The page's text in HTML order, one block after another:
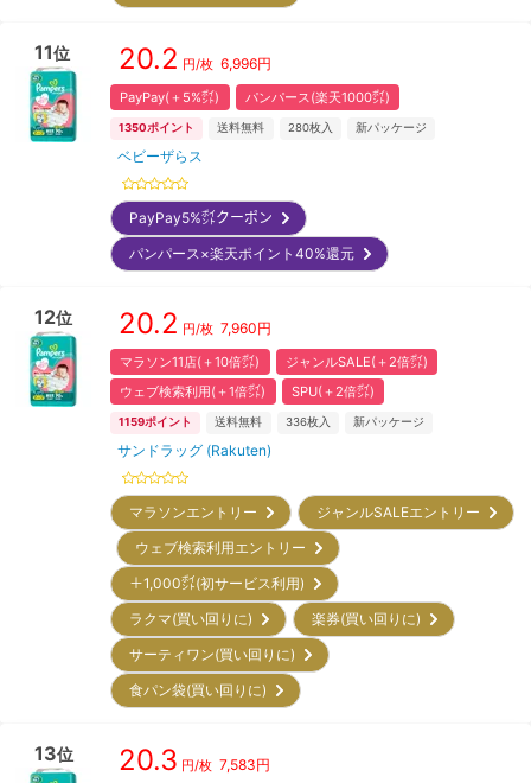
11位 20.2 円/枚 6,996円
PayPay(＋5%㌽) パンパース(楽天1000㌽)
1350ポイント 送料無料 280枚入 新パッケージ
ベビーザらス
PayPay5%㌽クーポン
パンパース×楽天ポイント40%還元
12位 20.2 円/枚 7,960円
マラソン11店(＋10倍㌽)
ジャンルSALE(＋2倍㌽)
ウェブ検索利用(＋1倍㌽)
SPU(＋2倍㌽)
1159ポイント 送料無料 336枚入 新パッケージ
サンドラッグ (Rakuten)
マラソンエントリー
ジャンルSALEエントリー
ウェブ検索利用エントリー
＋1,000㌽(初サービス利用)
ラクマ(買い回りに)
楽券(買い回りに)
サーティワン(買い回りに)
食パン袋(買い回りに)
13位 20.3 円/枚 7,583円